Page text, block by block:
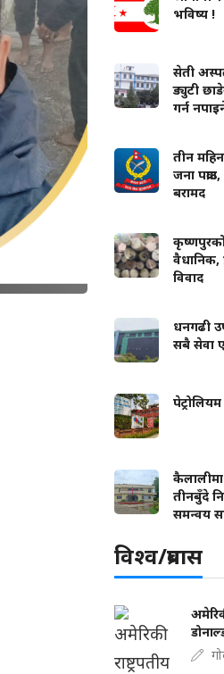
भविष्य !
सेती
ड्युटी
गर्न
तीन
जना
बरामद
वैधानिक,
विवाद
धनगढी
सबै सेवा
कैलालीमा
तीनबुँदे
समन्वय
विश्व/प्रबास